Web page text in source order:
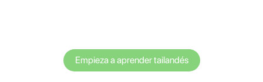
Empieza a aprender tailandés